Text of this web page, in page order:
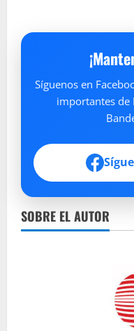
Síguenos en
importantes de
SOBRE EL AUTOR